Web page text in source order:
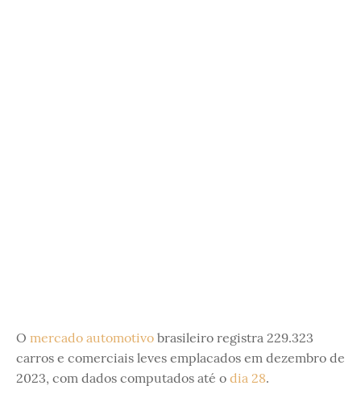
O mercado automotivo brasileiro registra 229.323
carros e comerciais leves emplacados em dezembro de
2023, com dados computados até o dia 28.